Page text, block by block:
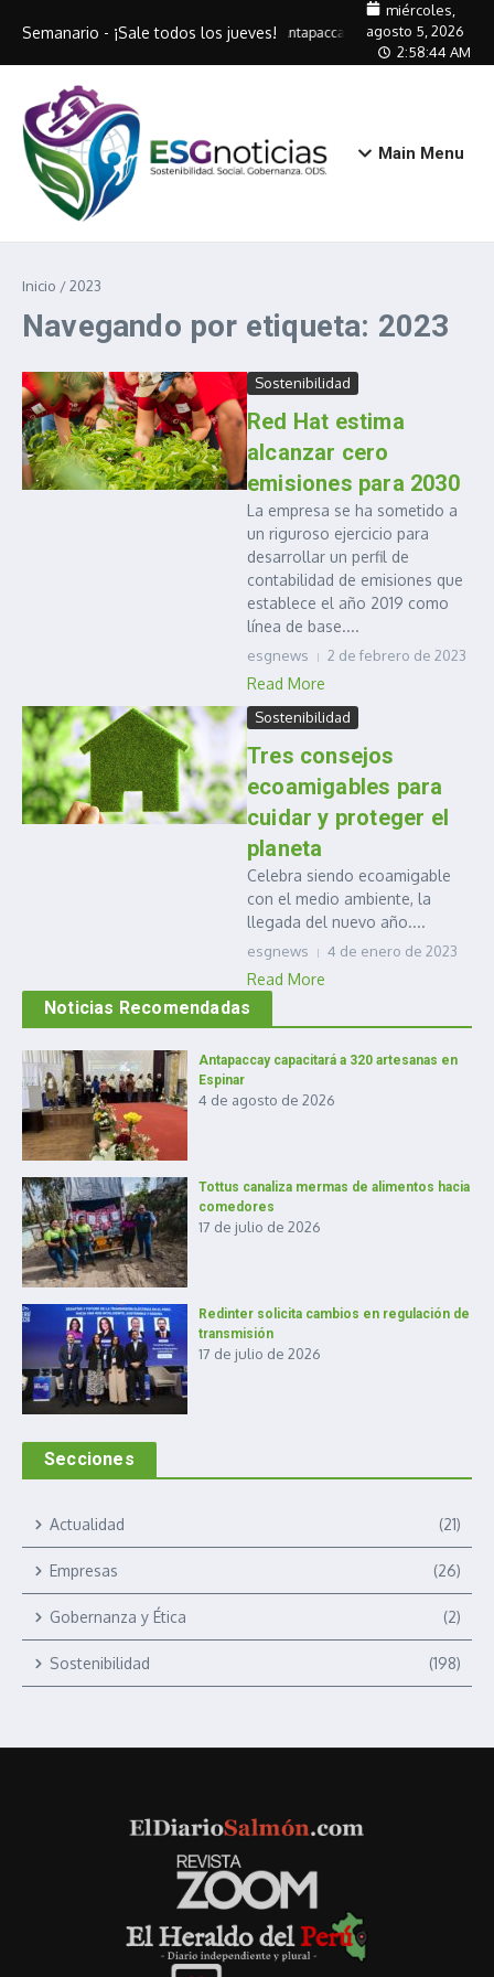
Semanario - ¡Sale todos los jueves!
Antapaccay capacitará a 320
miércoles,
agosto 5, 2026
2:58:44 AM
Main Menu
Inicio /2023
Navegando por etiqueta: 2023
Sostenibilidad
Red Hat estima
alcanzar cero
emisiones para 2030
La empresa se ha sometido a
un riguroso ejercicio para
desarrollar un perfil de
contabilidad de emisiones que
establece el año 2019 como
línea de base....
esgnews 2 de febrero de 2023
Read More
Sostenibilidad
Tres consejos
ecoamigables para
cuidar y proteger el
planeta
Celebra siendo ecoamigable
con el medio ambiente, la
llegada del nuevo año....
esgnews 4 de enero de 2023
Read More
Noticias Recomendadas
Antapaccay capacitará a 320 artesanas en
Espinar
4 de agosto de 2026
Tottus canaliza mermas de alimentos hacia
comedores
17 de julio de 2026
Redinter solicita cambios en regulación de
transmisión
17 de julio de 2026
Secciones
Actualidad (21)
Empresas (26)
Gobernanza y Ética (2)
Sostenibilidad (198)